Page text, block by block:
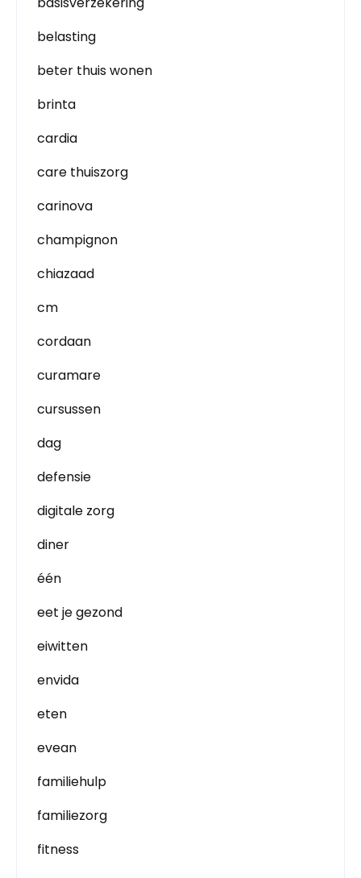
belasting
beter thuis wonen
brinta
cardia
care thuiszorg
carinova
champignon
chiazaad
cm
cordaan
curamare
cursussen
dag
defensie
digitale zorg
diner
één
eet je gezond
eiwitten
envida
eten
evean
familiehulp
familiezorg
fitness